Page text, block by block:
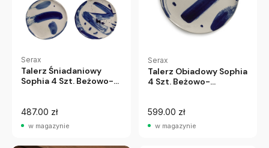
Serax
Talerz Śniadaniowy
Sophia 4 Szt. Beżowo-
487.00 zł
w magazynie
Serax
Talerz Obiadowy Sophia
4 Szt. Beżowo-
599.00 zł
w magazynie